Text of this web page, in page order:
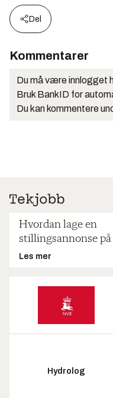
Del
Kommentarer
Du må være innlogget
Bruk BankID for
Du kan kommentere
Hvordan lage en
stillingsannonse på
Les mer
Hydrolog